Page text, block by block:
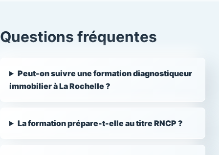
Questions fréquentes
Peut-on suivre une formation diagnostiqueur
immobilier à La Rochelle ?
La formation prépare-t-elle au titre RNCP ?